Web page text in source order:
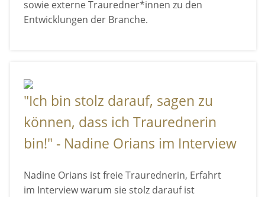
sowie externe Trauredner*innen zu den
Entwicklungen der Branche.
"Ich bin stolz darauf, sagen zu
können, dass ich Traurednerin
bin!" - Nadine Orians im Interview
Nadine Orians ist freie Traurednerin, Erfahrt
im Interview warum sie stolz darauf ist